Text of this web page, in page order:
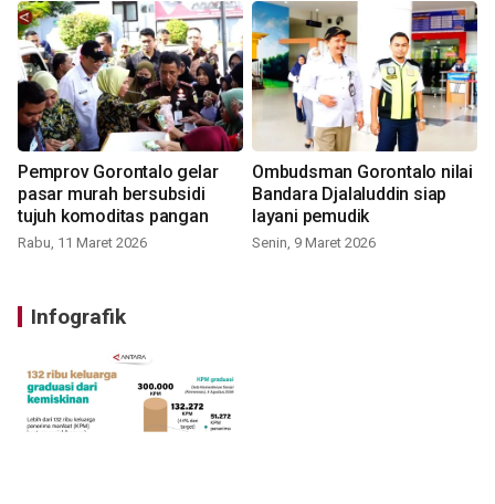
Pemprov Gorontalo gelar
pasar murah bersubsidi
tujuh komoditas pangan
Rabu, 11 Maret 2026
Ombudsman Gorontalo nilai
Bandara Djalaluddin siap
layani pemudik
Senin, 9 Maret 2026
Infografik